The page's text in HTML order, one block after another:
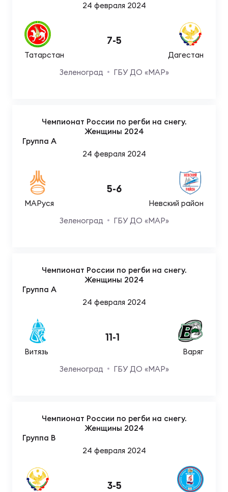
24 февраля 2024
Татарстан
7-5
Дагестан
Зеленоград
ГБУ ДО «МАР»
Чемпионат России по регби на снегу.
Женщины 2024
Группа A
24 февраля 2024
МАРуся
5-6
Невский район
Зеленоград
ГБУ ДО «МАР»
Чемпионат России по регби на снегу.
Женщины 2024
Группа A
24 февраля 2024
Витязь
11-1
Варяг
Зеленоград
ГБУ ДО «МАР»
Чемпионат России по регби на снегу.
Женщины 2024
Группа B
24 февраля 2024
3-5